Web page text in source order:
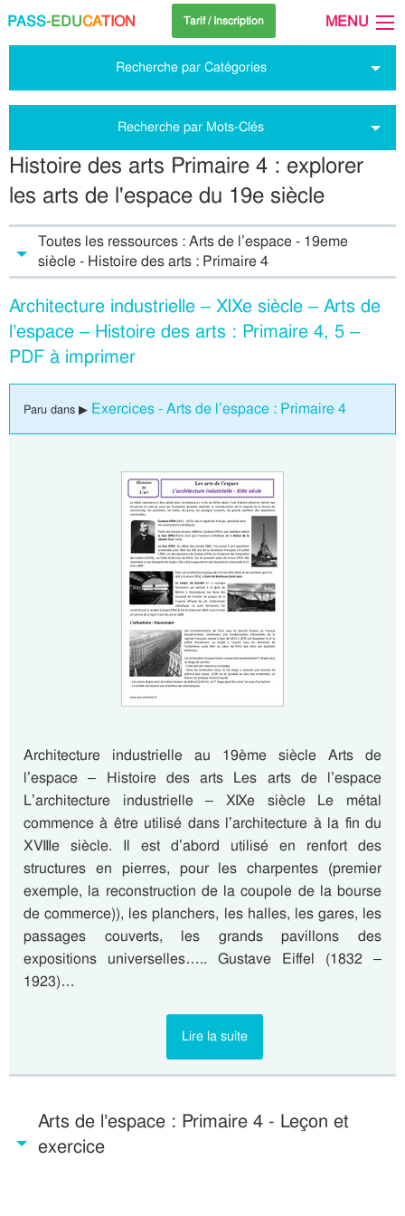
PASS-EDUCATION Tarif / Inscription MENU
Recherche par Catégories
Recherche par Mots-Clés
Histoire des arts Primaire 4 : explorer
les arts de l'espace du 19e siècle
Toutes les ressources : Arts de l’espace - 19eme
siècle - Histoire des arts : Primaire 4
Architecture industrielle – XIXe siècle – Arts de
l’espace – Histoire des arts : Primaire 4, 5 –
PDF à imprimer
Paru dans ▶ Exercices - Arts de l’espace : Primaire 4
Architecture industrielle au 19ème siècle Arts de
l’espace – Histoire des arts Les arts de l’espace
L’architecture industrielle – XIXe siècle Le métal
commence à être utilisé dans l’architecture à la fin du
XVIIIe siècle. Il est d’abord utilisé en renfort des
structures en pierres, pour les charpentes (premier
exemple, la reconstruction de la coupole de la bourse
de commerce)), les planchers, les halles, les gares, les
passages couverts, les grands pavillons des
expositions universelles….. Gustave Eiffel (1832 –
1923)…
Lire la suite
Arts de l’espace : Primaire 4 - Leçon et
exercice